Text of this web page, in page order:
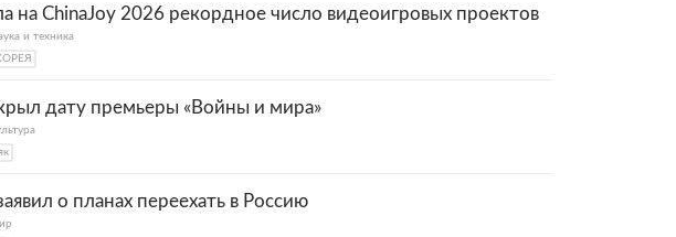
на ChinaJoy 2026 рекордное число видеоигровых проектов
и техника
дату премьеры «Войны и мира»
о планах переехать в Россию